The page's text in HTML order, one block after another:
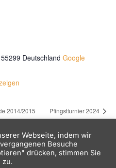
55299 Deutschland Google
2014/2015 Pfingstturnier 2024
Jugend Nackenheim
Webseite, indem wir
Besuche
drücken, stimmen Sie
zu.